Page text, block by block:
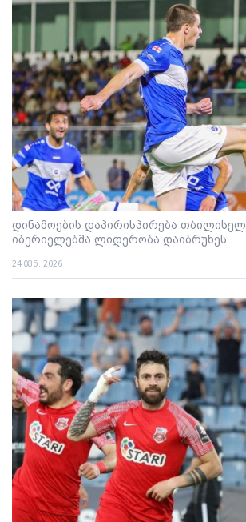
დინამოების დაპირისპირება
იბერიელებმა ლიდერობა დაიბრუნეს
24 ივნ. 2026